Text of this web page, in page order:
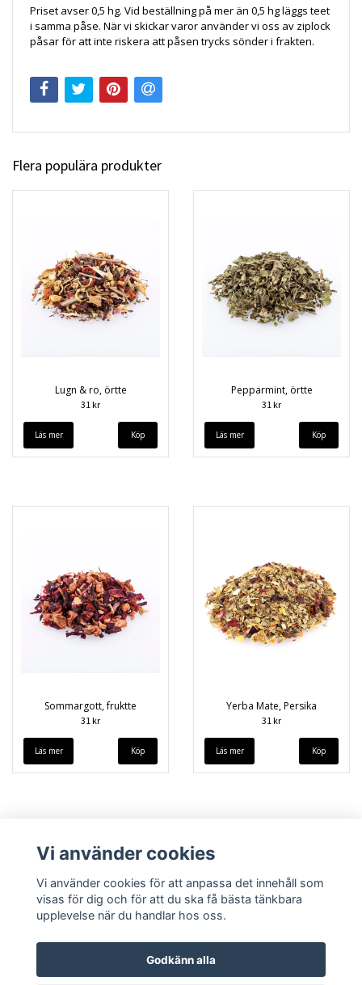
Priset avser 0,5 hg. Vid beställning på mer än 0,5 hg läggs teet
i samma påse. När vi skickar varor använder vi oss av ziplock
påsar för att inte riskera att påsen trycks sönder i frakten.
Flera populära produkter
Lugn & ro, örtte
31 kr
Läs mer
Pepparmint, örtte
31 kr
Läs mer
Sommargott, fruktte
31 kr
Läs mer
Yerba Mate, Persika
31 kr
Läs mer
Köpvillkor Kontakt
Vi använder cookies
Vi använder cookies för att anpassa det innehåll som
visas för dig och för att du ska få bästa tänkbara
upplevelse när du handlar hos oss.
Godkänn alla